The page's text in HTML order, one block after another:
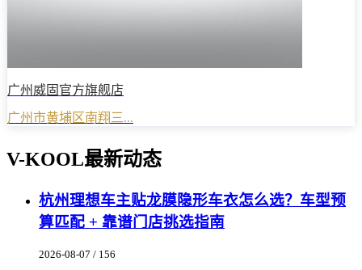
广州威固官方旗舰店
广州市黄埔区南翔三...
V-KOOL最新动态
杭州理想车主贴龙膜隐形车衣怎么选？车型预
算匹配 + 靠谱门店挑选指南
2026-08-07 / 156